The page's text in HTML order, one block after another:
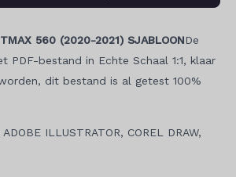
560 (2020-2021) SJABLOONDe
PDF-bestand in Echte Schaal 1:1, klaar
dit bestand is al getest 100%
ILLUSTRATOR, COREL DRAW,